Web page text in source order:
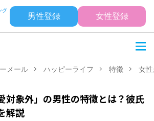
男性登録 女性登録
メール ハッピーライフ 特徴 女
対象外」の男性の特徴とは？彼氏
解説